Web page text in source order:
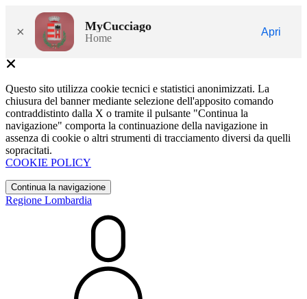
× MyCucciago
Home
Apri
Questo sito utilizza cookie tecnici e statistici anonimizzati. La
chiusura del banner mediante selezione dell'apposito comando
contraddistinto dalla X o tramite il pulsante "Continua la
navigazione" comporta la continuazione della navigazione in
assenza di cookie o altri strumenti di tracciamento diversi da quelli
sopracitati.
COOKIE POLICY
Continua la navigazione
Regione Lombardia